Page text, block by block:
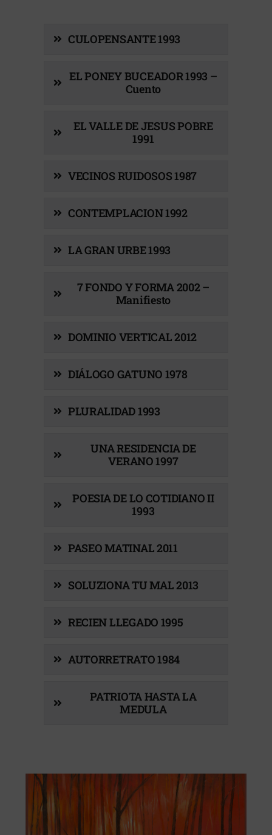
CULOPENSANTE 1993
EL PONEY BUCEADOR 1993 –
Cuento
EL VALLE DE JESUS POBRE
1991
VECINOS RUIDOSOS 1987
CONTEMPLACION 1992
LA GRAN URBE 1993
7 FONDO Y FORMA 2002 –
Manifiesto
DOMINIO VERTICAL 2012
DIÁLOGO GATUNO 1978
PLURALIDAD 1993
UNA RESIDENCIA DE
VERANO 1997
POESIA DE LO COTIDIANO II
1993
PASEO MATINAL 2011
SOLUZIONA TU MAL 2013
RECIEN LLEGADO 1995
AUTORRETRATO 1984
PATRIOTA HASTA LA
MEDULA